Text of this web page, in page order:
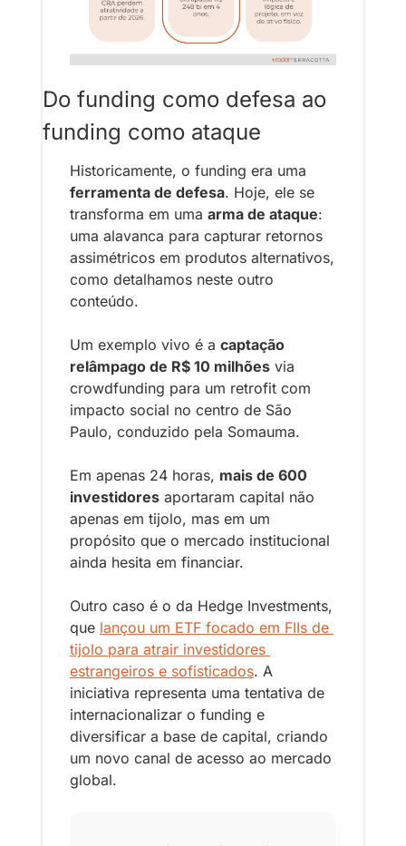
Do funding como defesa ao
funding como ataque
ferramenta de defesa. Hoje, ele se
transforma em uma arma de ataque:
uma alavanca para capturar retornos
assimétricos em produtos alternativos,
como detalhamos neste outro
conteúdo.
Um exemplo vivo é a captação
relâmpago de R$ 10 milhões via
crowdfunding para um retrofit com
impacto social no centro de São
Paulo, conduzido pela Somauma.
Em apenas 24 horas, mais de 600
investidores aportaram capital não
apenas em tijolo, mas em um
propósito que o mercado institucional
ainda hesita em financiar.
Outro caso é o da Hedge Investments,
que lançou um ETF focado em FIIs de
tijolo para atrair investidores
estrangeiros e sofisticados. A
iniciativa representa uma tentativa de
internacionalizar o funding e
diversificar a base de capital, criando
um novo canal de acesso ao mercado
global.